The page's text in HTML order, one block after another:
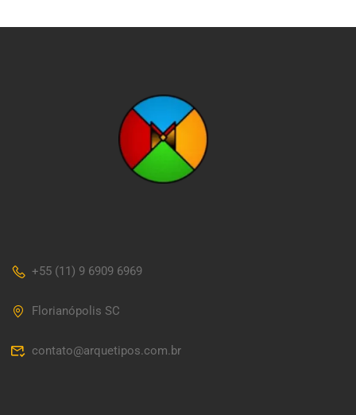
+55 (11) 9 6909 6969
Florianópolis SC
contato@arquetipos.com.br